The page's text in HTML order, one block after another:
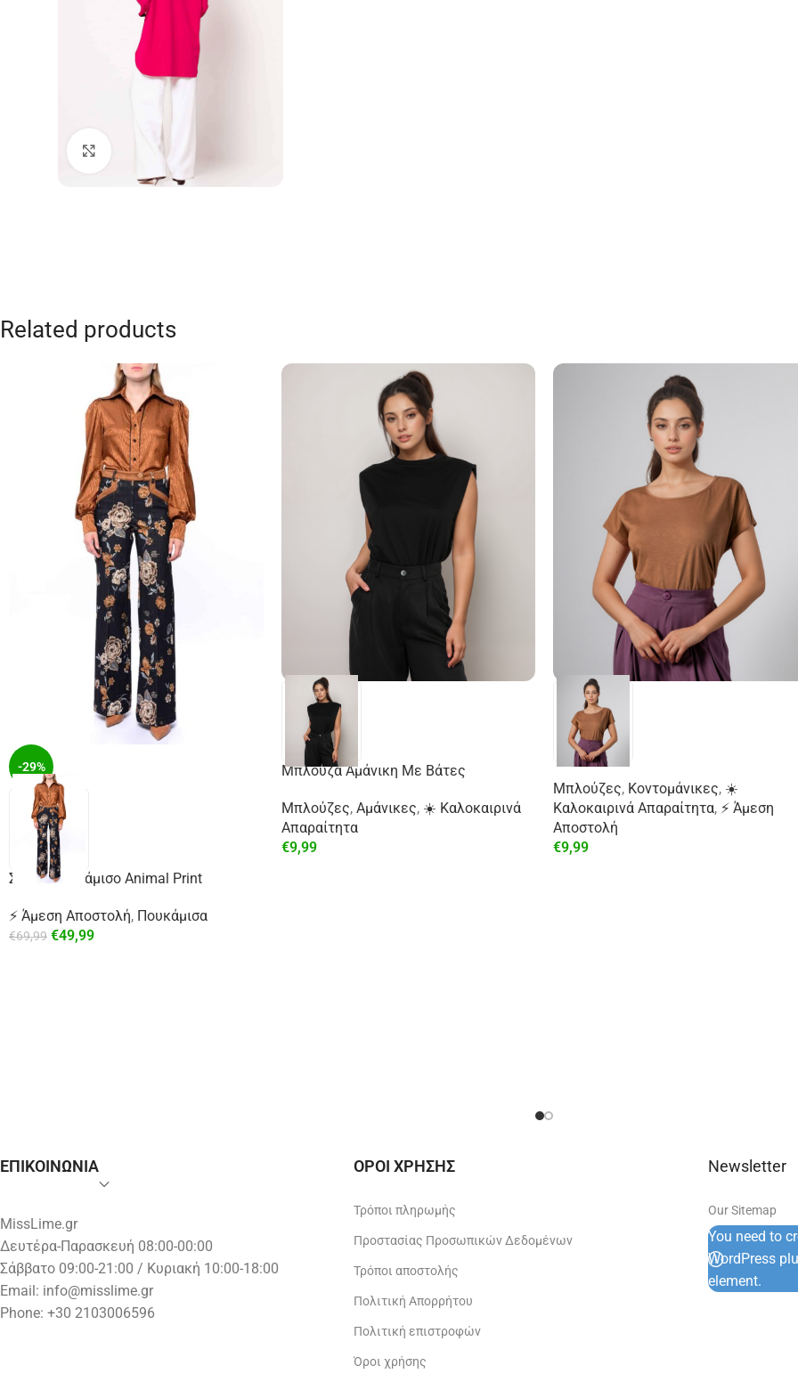
Click to enlarge
Related products
-29%
Σατέν Πουκάμισο Animal Print
⚡ Άμεση Αποστολή, Πουκάμισα
€69,99 €49,99
Μπλούζα Αμάνικη Με Βάτες
Μπλούζες, Αμάνικες, ☀️ Καλοκαιρινά
Απαραίτητα
€9,99
Μπλούζες, Κοντομάνικες, ☀️
Καλοκαιρινά Απαραίτητα, ⚡ Άμεση
Αποστολή
€9,99
ΕΠΙΚΟΙΝΩΝΙΑ
MissLime.gr
Δευτέρα-Παρασκευή 08:00-00:00
Σάββατο 09:00-21:00 / Κυριακή 10:00-18:00
Email: info@misslime.gr
Phone: +30 2103006596
ΟΡΟΙ ΧΡΗΣΗΣ
Τρόποι πληρωμής
Προστασίας Προσωπικών Δεδομένων
Τρόποι αποστολής
Πολιτική Απορρήτου
Πολιτική επιστροφών
Όροι χρήσης
Newsletter
Our Sitemap
You need to
WordPress
element.